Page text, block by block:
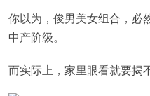
你以为，俊男美女组合，必
中产阶级。
而实际上，家里眼看就要揭